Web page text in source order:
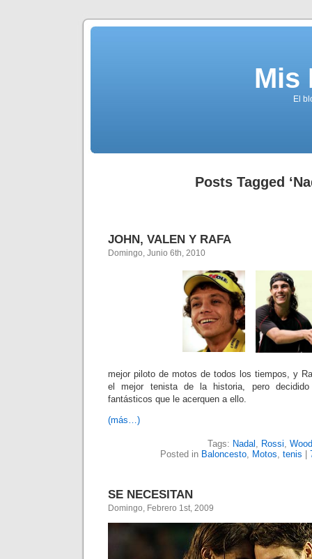
Mis
El
Posts Tagged
JOHN, VALEN Y RAFA
Domingo, Junio 6th, 2010
mejor piloto de motos de todos los tiempos, y
el mejor tenista de la historia, pero
fantásticos que le acerquen a ello.
(más…)
Tags: Nadal , Rossi,
Posted in Baloncesto, Motos, tenis
SE NECESITAN
Domingo, Febrero 1st, 2009